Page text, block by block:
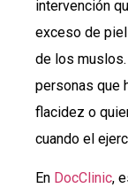
intervención
exceso de piel
de los
personas que
flacidez o
cuando el
En DocClinic,